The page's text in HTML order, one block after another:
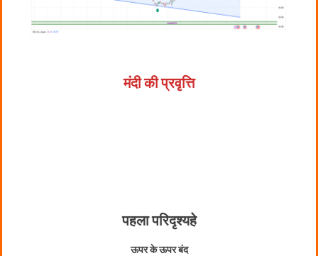
मंदी की प्रवृत्ति
पहला परिदृश्यहे
ऊपर के ऊपर बंद